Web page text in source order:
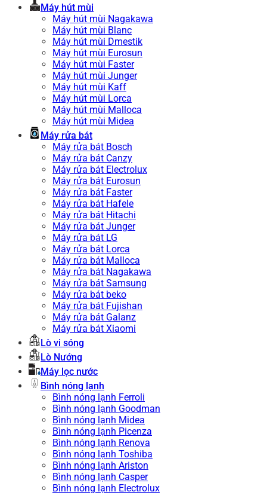
Máy hút mùi
Máy hút mùi Nagakawa
Máy hút mùi Blanc
Máy hút mùi Dmestik
Máy hút mùi Eurosun
Máy hút mùi Faster
Máy hút mùi Junger
Máy hút mùi Kaff
Máy hút mùi Lorca
Máy hút mùi Malloca
Máy hút mùi Midea
Máy rửa bát
Máy rửa bát Bosch
Máy rửa bát Canzy
Máy rửa bát Electrolux
Máy rửa bát Eurosun
Máy rửa bát Faster
Máy rửa bát Hafele
Máy rửa bát Hitachi
Máy rửa bát Junger
Máy rửa bát LG
Máy rửa bát Lorca
Máy rửa bát Malloca
Máy rửa bát Nagakawa
Máy rửa bát Samsung
Máy rửa bát beko
Máy rửa bát Fujishan
Máy rửa bát Galanz
Máy rửa bát Xiaomi
Lò vi sóng
Lò Nướng
Máy lọc nước
Bình nóng lạnh
Bình nóng lạnh Ferroli
Bình nóng lạnh Goodman
Bình nóng lạnh Midea
Bình nóng lạnh Picenza
Bình nóng lạnh Renova
Bình nóng lạnh Toshiba
Bình nóng lạnh Ariston
Bình nóng lạnh Casper
Bình nóng lạnh Electrolux